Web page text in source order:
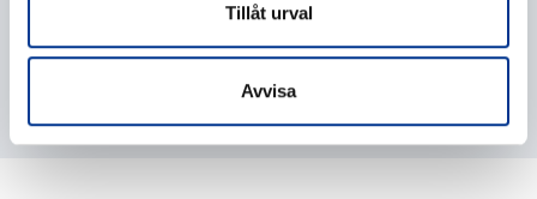
Tillåt urval
Avvisa